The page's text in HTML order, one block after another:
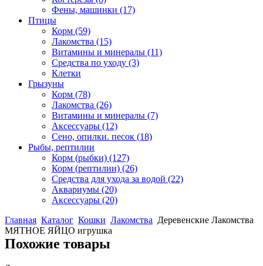
Фены, машинки (17)
Птицы
Корм (59)
Лакомства (15)
Витамины и минералы (11)
Средства по уходу (3)
Клетки
Грызуны
Корм (78)
Лакомства (26)
Витамины и минералы (7)
Аксессуары (12)
Сено, опилки. песок (18)
Рыбы, рептилии
Корм (рыбки) (127)
Корм (рептилии) (26)
Средства для ухода за водой (22)
Аквариумы (20)
Аксессуары (20)
Главная Каталог Кошки Лакомства Деревенские Лакомства
МЯТНОЕ ЯЙЦО игрушка
Похожие товары